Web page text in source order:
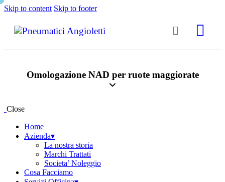
Skip to content Skip to footer
Omologazione NAD per ruote maggiorate
Close
Home
Azienda▾
La nostra storia
Marchi Trattati
Societa’ Noleggio
Cosa Facciamo